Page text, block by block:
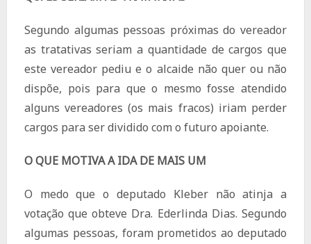
Segundo algumas pessoas próximas do vereador
as tratativas seriam a quantidade de cargos que
este vereador pediu e o alcaide não quer ou não
dispõe, pois para que o mesmo fosse atendido
alguns vereadores (os mais fracos) iriam perder
cargos para ser dividido com o futuro apoiante.
O QUE MOTIVA A IDA DE MAIS UM
O medo que o deputado Kleber não atinja a
votação que obteve Dra. Ederlinda Dias. Segundo
algumas pessoas, foram prometidos ao deputado